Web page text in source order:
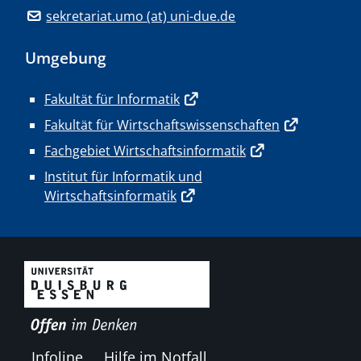
sekretariat.umo (at) uni-due.de
Umgebung
Fakultät für Informatik
Fakultät für Wirtschaftswissenschaften
Fachgebiet Wirtschaftsinformatik
Institut für Informatik und
Wirtschaftsinformatik
Infoline Hilfe im Notfall